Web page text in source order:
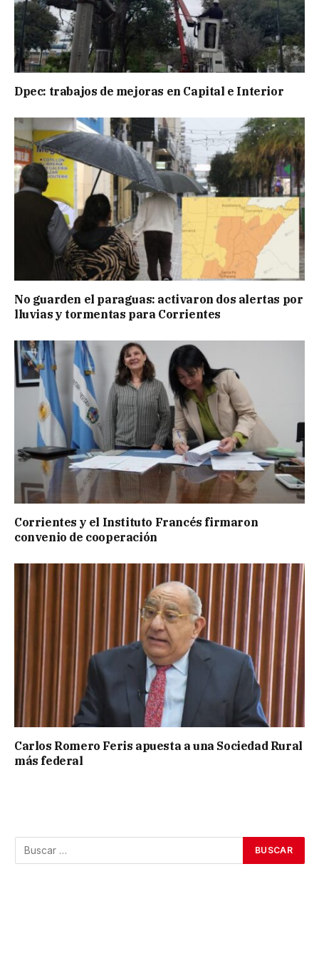
Dpec: trabajos de mejoras en Capital e Interior
No guarden el paraguas: activaron dos alertas por
lluvias y tormentas para Corrientes
Corrientes y el Instituto Francés firmaron
convenio de cooperación
Carlos Romero Feris apuesta a una Sociedad Rural
más federal